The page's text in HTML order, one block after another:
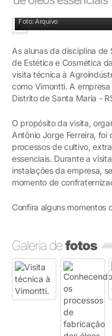
Foto: Arquivo
As alunas da disciplina
de Estética e Cosmética
visita técnica à
como Vimontti. A
Distrito de Santa Maria -
O propósito da visita,
Antônio Jorge Ferreira, foi
processos de cultivo,
essenciais. Durante a
instalações da empresa,
momento de
Confira alguns momentos
Galeria defotos